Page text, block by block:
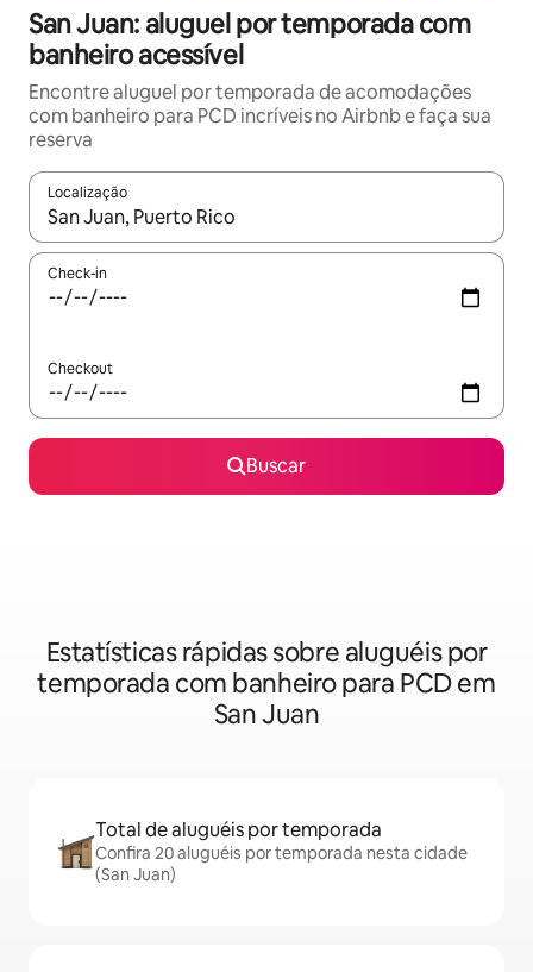
San Juan: aluguel por temporada com
banheiro acessível
Encontre aluguel por temporada de acomodações
com banheiro para PCD incríveis no Airbnb e faça sua
reserva
Localização
Quando os resultados estiverem disponíveis, explore-os
Check-in
Checkout
Buscar
Estatísticas rápidas sobre aluguéis por
temporada com banheiro para PCD em
San Juan
Total de aluguéis por temporada
Confira 20 aluguéis por temporada nesta cidade
(San Juan)